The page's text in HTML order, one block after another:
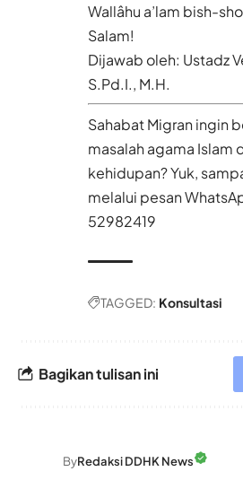
Wallâhu a’lam bish-
Salam!
Dijawab oleh: Ustadz
S.Pd.I., M.H.
Sahabat Migran ingin
masalah agama Islam
kehidupan? Yuk,
melalui pesan
52982419
TAGGED: Konsultasi
Bagikan tulisan ini
ByRedaksi DDHK News